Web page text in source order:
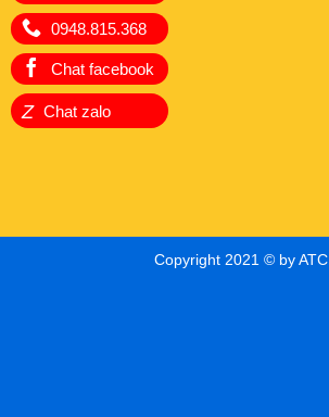
0948.815.368
Chat facebook
Z Chat zalo
Copyright 2021 © by ATC.